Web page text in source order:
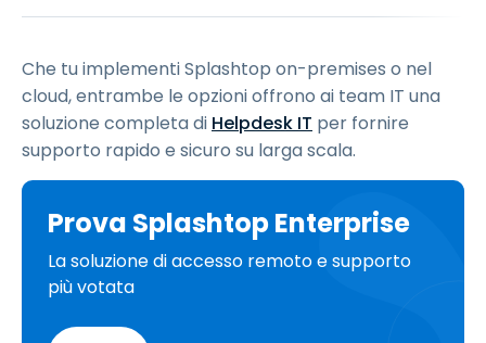
Che tu implementi Splashtop on-premises o nel
cloud, entrambe le opzioni offrono ai team IT una
soluzione completa di Helpdesk IT per fornire
supporto rapido e sicuro su larga scala.
Prova Splashtop Enterprise
La soluzione di accesso remoto e supporto
più votata